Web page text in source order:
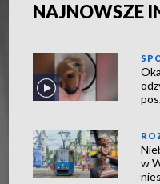
NAJNOWSZE
w